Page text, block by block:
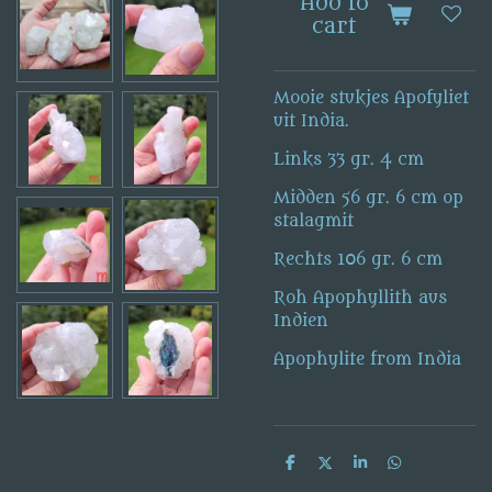
cart
Mooie stukjes Apofyliet
uit India.
Links 33 gr. 4 cm
Midden 56 gr. 6 cm op
stalagmit
Rechts 106 gr. 6 cm
Roh Apophyllith aus
Indien
Apophylite from India
S
S
S
S